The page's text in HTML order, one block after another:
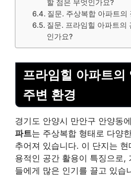
할 점은 무엇인가요?
질문. 주상복합 아파트의
질문. 프라임힐 아파트의
인가요?
프라임힐 아파트의
주변 환경
경기도 안양시 만안구 안양동
파트는 주상복합 형태로 다양
추어져 있습니다. 이 단지는
용적인 공간 활용이 특징으로,
들에게 많은 인기를 끌고 있습